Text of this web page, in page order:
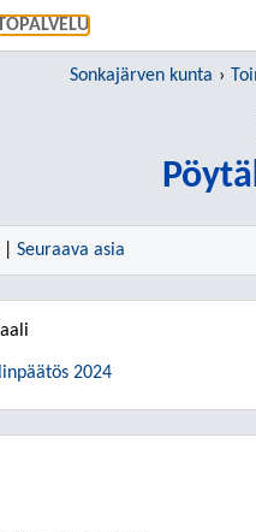
Sonkajärven kunta
Seuraava asia
2024